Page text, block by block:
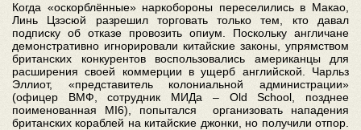
Когда «оскорблённые» наркобороны переселились в Макао,
Линь Цзэсюй разрешил торговать только тем, кто давал
подписку об отказе провозить опиум. Поскольку англичане
демонстративно игнорировали китайские законы, упрямством
британских конкурентов воспользовались американцы для
расширения своей коммерции в ущерб английской. Чарльз
Эллиот, «представитель колониальной администрации»
(офицер ВМФ, сотрудник МИДа – Old School, позднее
поименованная MI6), попытался организовать нападения
британских кораблей на китайские джонки, но получили отпор.